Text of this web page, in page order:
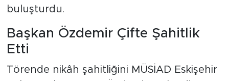
buluşturdu.
Başkan Özdemir Çifte Şahitlik
Etti
Törende nikâh şahitliğini MÜSİAD Eskişehir